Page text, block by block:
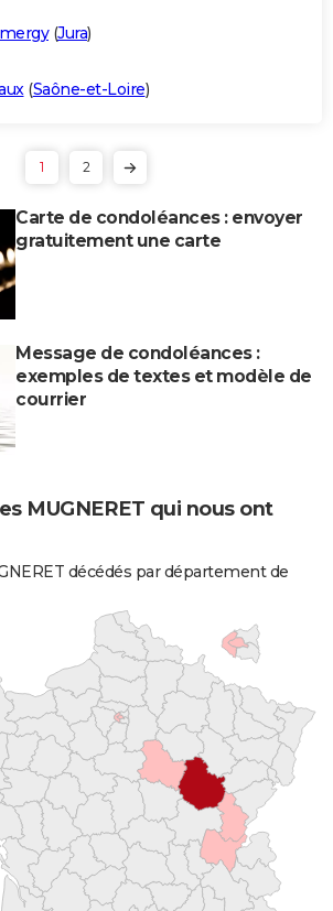
(Jura)
(Saône-et-Loire)
1 2
Carte de condoléances : envoyer
gratuitement une carte
Message de condoléances :
exemples de textes et modèle de
courrier
MUGNERET qui nous ont
décédés par département de